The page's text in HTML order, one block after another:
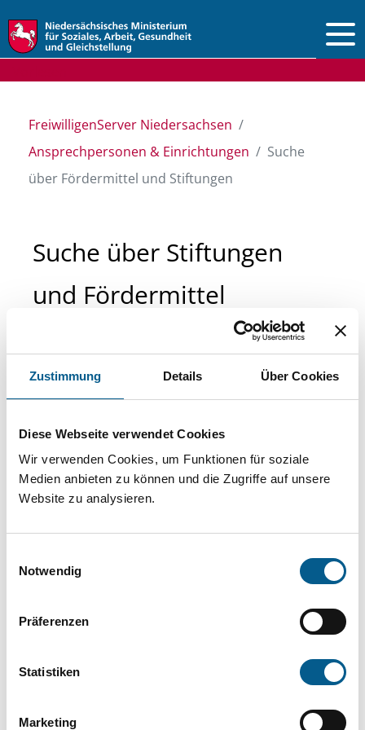
Zustimmung Details Über Cookies
Diese Webseite verwendet Cookies
Wir verwenden Cookies, um Funktionen für soziale
Medien anbieten zu können und die Zugriffe auf unsere
Website zu analysieren.
Notwendig
Präferenzen
Statistiken
Marketing
FreiwilligenServer Niedersachsen
Ansprechpersonen & Einrichtungen
Suche
über Fördermittel und Stiftungen
Suche über Stiftungen
und Fördermittel
Sie suchen finanzielle Unterstützung für ein
Projekt oder ein Vorhaben? Hier können Sie
direkt über unsere Fördermitteldatenbank und
Stiftungsdatenbank recherchieren. Bei der
Suche bitte die Groß- und Kleinschreibung
beachten.
Bitte Suchbegriff eingeben. Ergebnisse
können durch die Wahl von Bereichen oder
Suchen